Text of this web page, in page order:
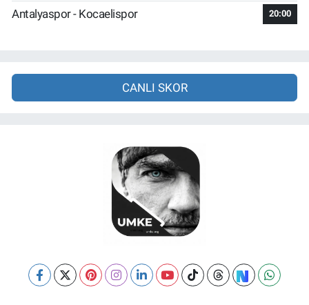
Antalyaspor - Kocaelispor 20:00
CANLI SKOR